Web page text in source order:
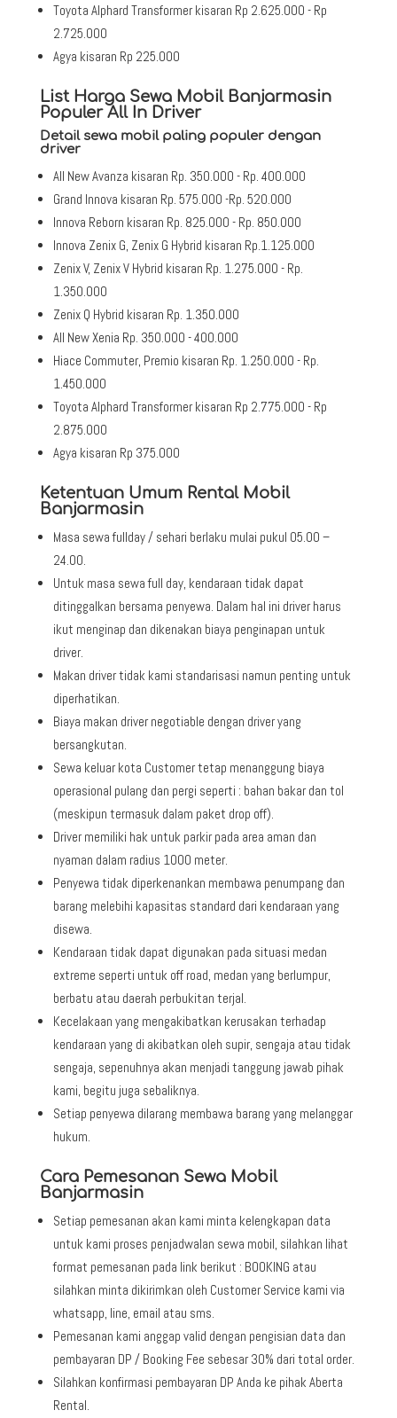
Toyota Alphard Transformer kisaran Rp 2.625.000 - Rp
2.725.000
Agya kisaran Rp 225.000
List Harga Sewa Mobil Banjarmasin
Populer All In Driver
Detail sewa mobil paling populer dengan
driver
All New Avanza kisaran Rp. 350.000 - Rp. 400.000
Grand Innova kisaran Rp. 575.000 -Rp. 520.000
Innova Reborn kisaran Rp. 825.000 - Rp. 850.000
Innova Zenix G, Zenix G Hybrid kisaran Rp.1.125.000
Zenix V, Zenix V Hybrid kisaran Rp. 1.275.000 - Rp.
1.350.000
Zenix Q Hybrid kisaran Rp. 1.350.000
All New Xenia Rp. 350.000 - 400.000
Hiace Commuter, Premio kisaran Rp. 1.250.000 - Rp.
1.450.000
Toyota Alphard Transformer kisaran Rp 2.775.000 - Rp
2.875.000
Agya kisaran Rp 375.000
Ketentuan Umum Rental Mobil
Banjarmasin
Masa sewa fullday / sehari berlaku mulai pukul 05.00 –
24.00.
Untuk masa sewa full day, kendaraan tidak dapat
ditinggalkan bersama penyewa. Dalam hal ini driver harus
ikut menginap dan dikenakan biaya penginapan untuk
driver.
Makan driver tidak kami standarisasi namun penting untuk
diperhatikan.
Biaya makan driver negotiable dengan driver yang
bersangkutan.
Sewa keluar kota Customer tetap menanggung biaya
operasional pulang dan pergi seperti : bahan bakar dan tol
(meskipun termasuk dalam paket drop off).
Driver memiliki hak untuk parkir pada area aman dan
nyaman dalam radius 1000 meter.
Penyewa tidak diperkenankan membawa penumpang dan
barang melebihi kapasitas standard dari kendaraan yang
disewa.
Kendaraan tidak dapat digunakan pada situasi medan
extreme seperti untuk off road, medan yang berlumpur,
berbatu atau daerah perbukitan terjal.
Kecelakaan yang mengakibatkan kerusakan terhadap
kendaraan yang di akibatkan oleh supir, sengaja atau tidak
sengaja, sepenuhnya akan menjadi tanggung jawab pihak
kami, begitu juga sebaliknya.
Setiap penyewa dilarang membawa barang yang melanggar
hukum.
Cara Pemesanan Sewa Mobil
Banjarmasin
Setiap pemesanan akan kami minta kelengkapan data
untuk kami proses penjadwalan sewa mobil, silahkan lihat
format pemesanan pada link berikut : BOOKING atau
silahkan minta dikirimkan oleh Customer Service kami via
whatsapp, line, email atau sms.
Pemesanan kami anggap valid dengan pengisian data dan
pembayaran DP / Booking Fee sebesar 30% dari total order.
Silahkan konfirmasi pembayaran DP Anda ke pihak Aberta
Rental.